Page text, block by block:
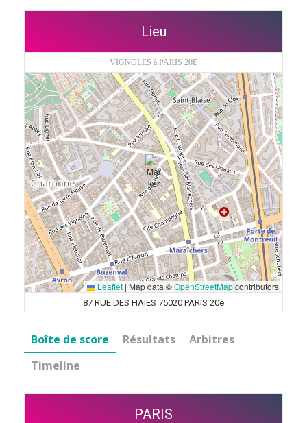
Lieu
VIGNOLES à PARIS 20E
Leaflet|Map data ©OpenStreetMapcontributors
87 RUE DES HAIES 75020 PARIS 20e
Boîte de score Résultats
Arbitres
Timeline
PARIS